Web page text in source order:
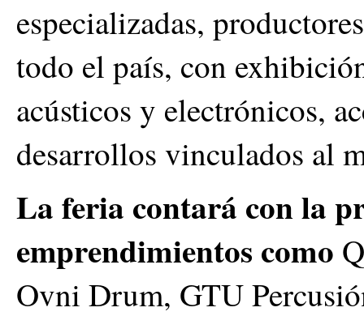
especializadas,
todo el país, con
acústicos y electrónicos,
desarrollos vinculados al
La feria contará con la
emprendimientos como
Ovni Drum, GTU